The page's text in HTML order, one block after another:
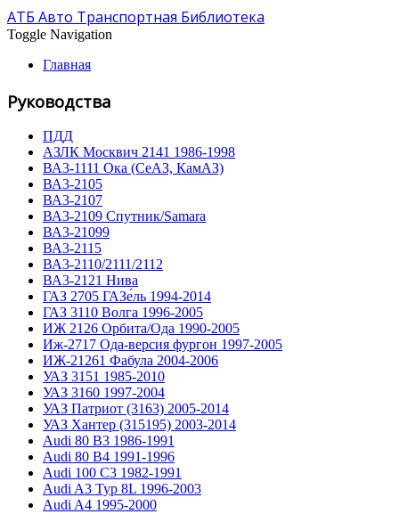
АТБ Авто Транспортная Библиотека
Toggle Navigation
Главная
Руководства
ПДД
АЗЛК Москвич 2141 1986-1998
ВА3-1111 Ока (СеАЗ, КамАЗ)
ВА3-2105
ВА3-2107
ВА3-2109 Спутник/Samara
ВА3-21099
ВА3-2115
ВА3-2110/2111/2112
ВА3-2121 Нива
ГАЗ 2705 ГАЗе́ль 1994-2014
ГАЗ 3110 Волга 1996-2005
ИЖ 2126 Орбита/Ода 1990-2005
Иж-2717 Ода-версия фургон 1997-2005
ИЖ-21261 Фабула 2004-2006
УАЗ 3151 1985-2010
УАЗ 3160 1997-2004
УАЗ Патриот (3163) 2005-2014
УАЗ Хантер (315195) 2003-2014
Audi 80 B3 1986-1991
Audi 80 B4 1991-1996
Audi 100 C3 1982-1991
Audi A3 Typ 8L 1996-2003
Audi A4 1995-2000